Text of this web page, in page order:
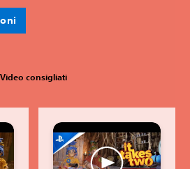
Video consigliati